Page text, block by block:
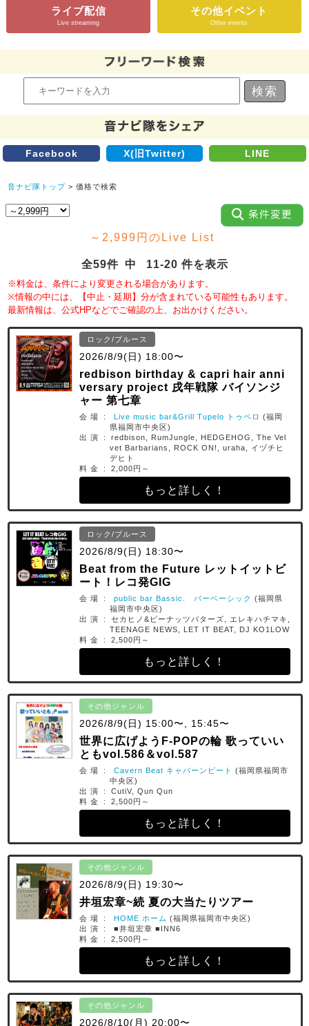
ライブ配信
Live streaming
その他イベント
Other events
Facebook X(旧Twitter) LINE
音ナビ隊トップ > 価格で検索
～2,999円のLive List
全59件 中 11-20 件を表示
※料金は、条件により変更される場合があります。
※情報の中には、【中止・延期】分が含まれている可能性もあります。
最新情報は、公式HPなどでご確認の上、お出かけください。
ロック/ブルース
2026/8/9(日) 18:00〜
redbison birthday & capri hair anni
versary project 戌年戦隊 バイソンジ
ャー 第七章
会 場 : Live music bar&Grill Tupelo トゥペロ (福岡
県福岡市中央区)
出 演 : redbison, RumJungle, HEDGEHOG, The Vel
vet Barbarians, ROCK ON!, uraha, イヅチヒ
デヒト
料 金 : 2,000円～
もっと詳しく！
ロック/ブルース
2026/8/9(日) 18:30〜
Beat from the Future レットイットビ
ート！レコ発GIG
会 場 : public bar Bassic. バーベーシック (福岡県
福岡市中央区)
出 演 : セカヒノ&ピーナッツバターズ, エレキハチマキ,
TEENAGE NEWS, LET IT BEAT, DJ KO1LOW
料 金 : 2,500円～
もっと詳しく！
その他ジャンル
2026/8/9(日) 15:00〜, 15:45〜
世界に広げようF-POPの輪 歌っていい
ともvol.586＆vol.587
会 場 : Cavern Beat キャバーンビート (福岡県福岡市
中央区)
出 演 : CutiV, Qun Qun
料 金 : 2,500円～
もっと詳しく！
その他ジャンル
2026/8/9(日) 19:30〜
井垣宏章~続 夏の大当たりツアー
会 場 : HOME ホーム (福岡県福岡市中央区)
出 演 : ■井垣宏章 ■INN6
料 金 : 2,500円～
もっと詳しく！
その他ジャンル
2026/8/10(月) 20:00〜